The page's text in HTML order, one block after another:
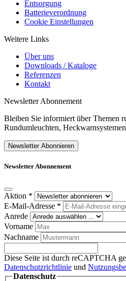
Entsorgung
Batterieverordnung
Cookie Einstellungen
Weitere Links
Über uns
Downloads / Kataloge
Referenzen
Kontakt
Newsletter Abonnement
Bleiben Sie informiert über Themen
Rundumleuchten,
Newsletter Abonnieren
Newsletter Abonnement
Aktion *
E-Mail-Adresse *
Anrede
Vorname
Nachname
Diese Seite ist durch reCAPTCHA
Datenschutzrichtlinie und
Datenschutz